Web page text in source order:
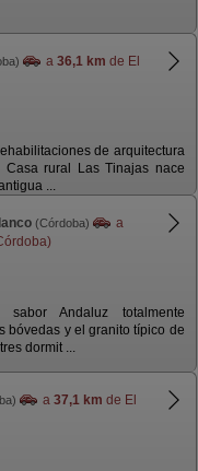
a 36,1 km de El
de arquitectura
rural Las Tinajas nace
...
(Córdoba)
a
Andaluz totalmente
bóvedas y el granito típico de
dormit ...
a 37,1 km de El